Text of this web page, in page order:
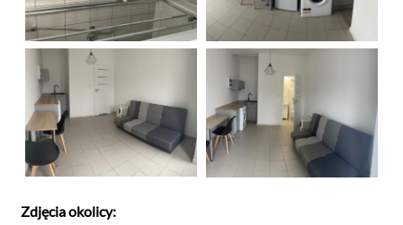
Zdjęcia okolicy: